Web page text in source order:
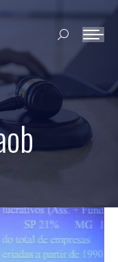
Search: